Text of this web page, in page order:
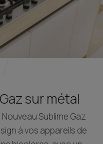
sur métal
Sublime Gaz
à vos appareils de